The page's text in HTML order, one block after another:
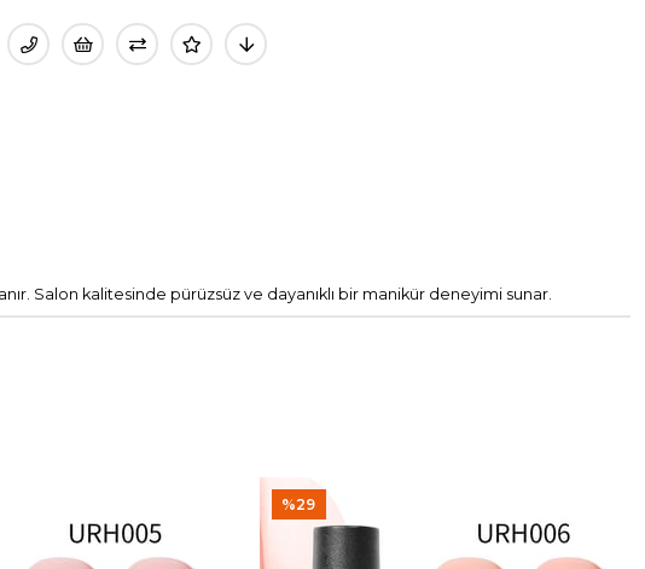
Salon kalitesinde pürüzsüz ve dayanıklı bir manikür deneyimi sunar.
%29